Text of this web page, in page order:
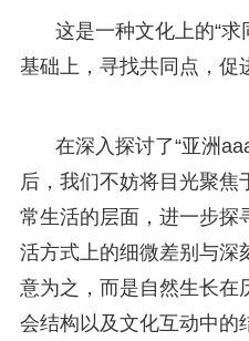
这是一种文化上的“
基础上，寻找共同点，促
在深入探讨了“亚洲
后，我们不妨将目光聚焦
常生活的层面，进一步探
活方式上的细微差别与深
意为之，而是自然生长在
会结构以及文化互动中的